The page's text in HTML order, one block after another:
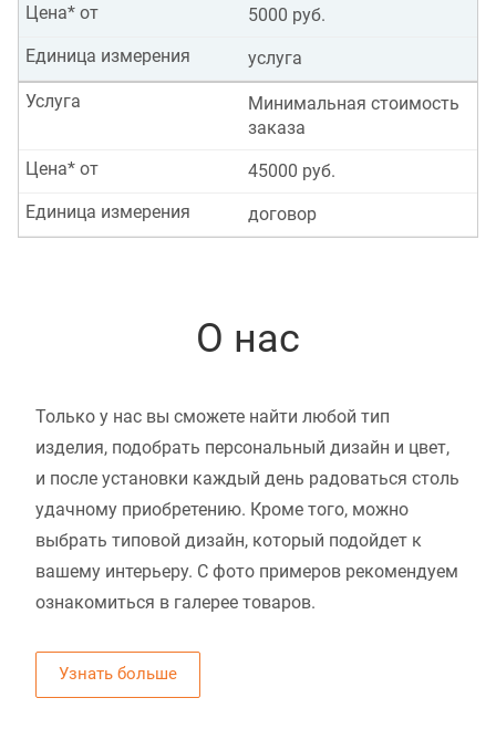
5000 руб.
Цена* от
услуга
Единица измерения
Минимальная стоимость
заказа
Услуга
45000 руб.
Цена* от
договор
Единица измерения
О нас
Только у нас вы сможете найти любой тип
изделия, подобрать персональный дизайн и цвет,
и после установки каждый день радоваться столь
удачному приобретению. Кроме того, можно
выбрать типовой дизайн, который подойдет к
вашему интерьеру. С фото примеров рекомендуем
ознакомиться в галерее товаров.
Узнать больше